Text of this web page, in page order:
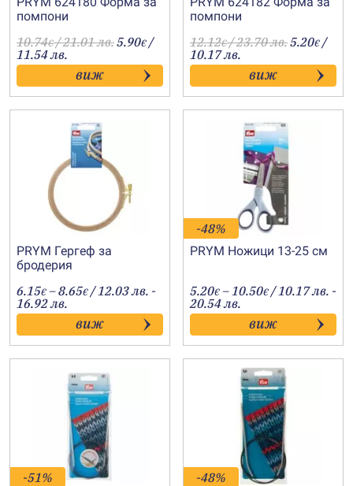
помпони
10.74€/ 21.01 лв.5.90€ /
11.54 лв.
виж
помпони
12.12€/ 23.70 лв.5.20€ /
10.17 лв.
виж
PRYM Гергеф за
бродерия
6.15€ –8.65€Price
range:
6.15€
through
8.65€
/ 12.03 лв. -
16.92 лв.
виж
-48%
PRYM Ножици 13-25 см
5.20€ –10.50€Price
range:
5.20€
through
10.50€
/ 10.17 лв. -
20.54 лв.
виж
-51% -48%